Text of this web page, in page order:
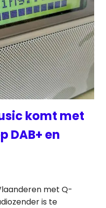
komt met
DAB+ en
met Q-
is te